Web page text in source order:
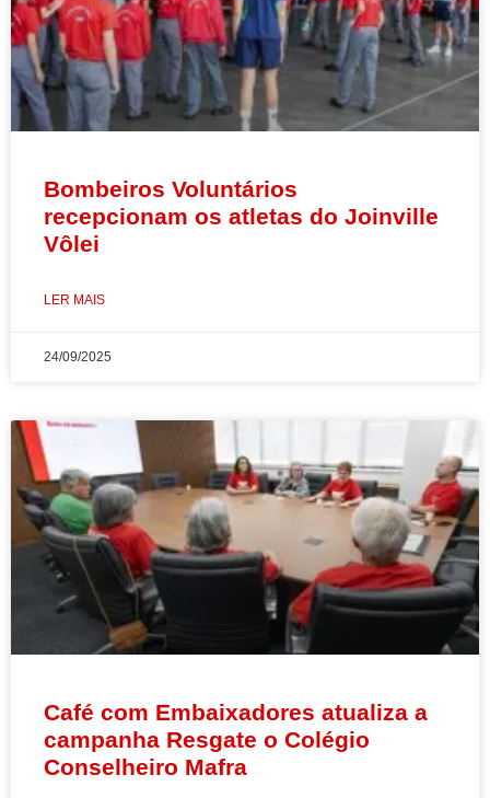
Bombeiros Voluntários
recepcionam os atletas do Joinville
Vôlei
LER MAIS
24/09/2025
Café com Embaixadores atualiza a
campanha Resgate o Colégio
Conselheiro Mafra